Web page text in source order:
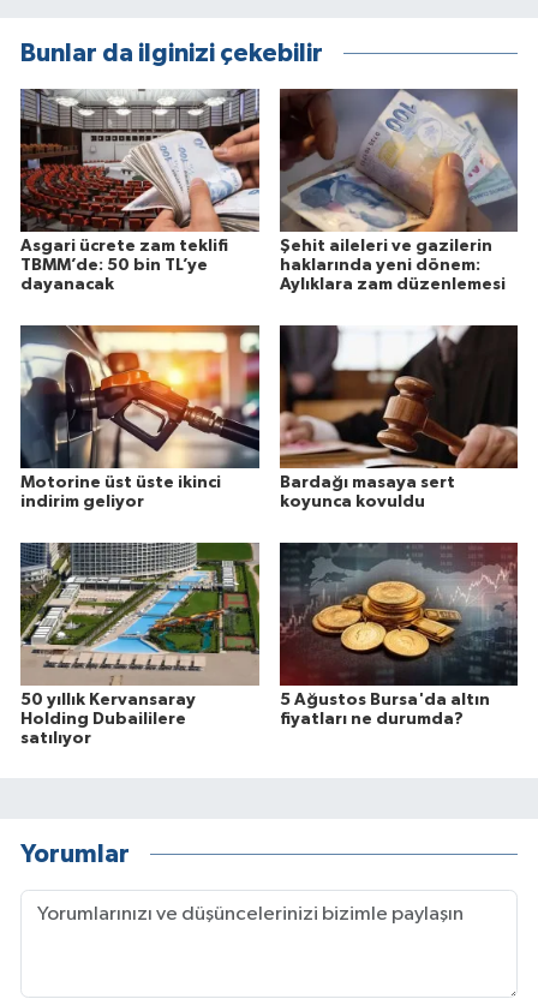
Bunlar da ilginizi çekebilir
Asgari ücrete zam teklifi
TBMM’de: 50 bin TL’ye
dayanacak
Şehit aileleri ve gazilerin
haklarında yeni dönem:
Aylıklara zam düzenlemesi
Motorine üst üste ikinci
indirim geliyor
Bardağı masaya sert
koyunca kovuldu
50 yıllık Kervansaray
Holding Dubaililere
satılıyor
5 Ağustos Bursa'da altın
fiyatları ne durumda?
Yorumlar